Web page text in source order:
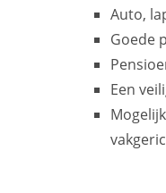
Auto,
Goede
Een